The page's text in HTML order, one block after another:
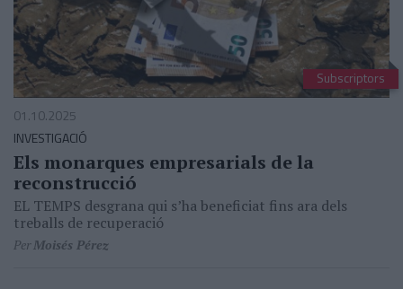
Subscriptors
01.10.2025
INVESTIGACIÓ
Els monarques empresarials de la
reconstrucció
EL TEMPS desgrana qui s’ha beneficiat fins ara dels
treballs de recuperació
PerMoisés Pérez